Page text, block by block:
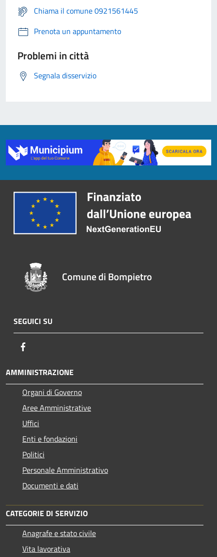
Chiama il comune 0921561445
Prenota un appuntamento
Problemi in città
Segnala disservizio
Comune di Bompietro
SEGUICI SU
AMMINISTRAZIONE
Organi di Governo
Aree Amministrative
Uffici
Enti e fondazioni
Politici
Personale Amministrativo
Documenti e dati
CATEGORIE DI SERVIZIO
Anagrafe e stato civile
Vita lavorativa